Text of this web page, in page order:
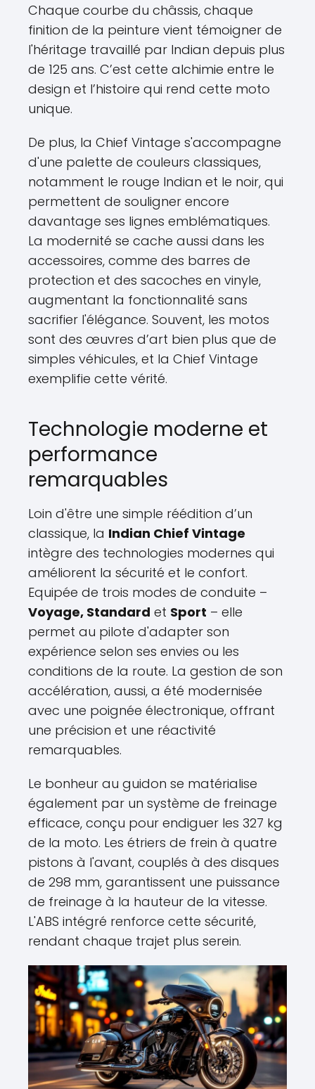
Chaque courbe du châssis, chaque
finition de la peinture vient témoigner de
l'héritage travaillé par Indian depuis plus
de 125 ans. C’est cette alchimie entre le
design et l’histoire qui rend cette moto
unique.
De plus, la Chief Vintage s'accompagne
d'une palette de couleurs classiques,
notamment le rouge Indian et le noir, qui
permettent de souligner encore
davantage ses lignes emblématiques.
La modernité se cache aussi dans les
accessoires, comme des barres de
protection et des sacoches en vinyle,
augmentant la fonctionnalité sans
sacrifier l'élégance. Souvent, les motos
sont des œuvres d’art bien plus que de
simples véhicules, et la Chief Vintage
exemplifie cette vérité.
Technologie moderne et
performance
remarquables
Loin d'être une simple réédition d’un
classique, la Indian Chief Vintage
intègre des technologies modernes qui
améliorent la sécurité et le confort.
Equipée de trois modes de conduite –
Voyage, Standard et Sport – elle
permet au pilote d'adapter son
expérience selon ses envies ou les
conditions de la route. La gestion de son
accélération, aussi, a été modernisée
avec une poignée électronique, offrant
une précision et une réactivité
remarquables.
Le bonheur au guidon se matérialise
également par un système de freinage
efficace, conçu pour endiguer les 327 kg
de la moto. Les étriers de frein à quatre
pistons à l'avant, couplés à des disques
de 298 mm, garantissent une puissance
de freinage à la hauteur de la vitesse.
L'ABS intégré renforce cette sécurité,
rendant chaque trajet plus serein.